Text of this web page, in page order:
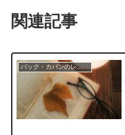
関連記事
バック・カバンのレビュー